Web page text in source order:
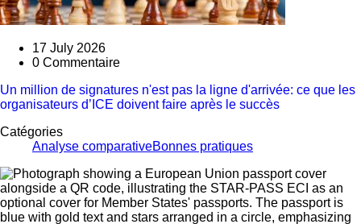
17 July 2026
0 Commentaire
Un million de signatures n'est pas la ligne d'arrivée: ce que les
organisateurs d’ICE doivent faire après le succès
Catégories
Analyse comparativeBonnes pratiques